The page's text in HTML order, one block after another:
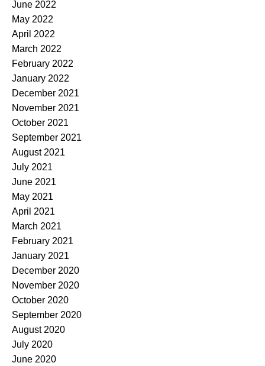
June 2022
May 2022
April 2022
March 2022
February 2022
January 2022
December 2021
November 2021
October 2021
September 2021
August 2021
July 2021
June 2021
May 2021
April 2021
March 2021
February 2021
January 2021
December 2020
November 2020
October 2020
September 2020
August 2020
July 2020
June 2020